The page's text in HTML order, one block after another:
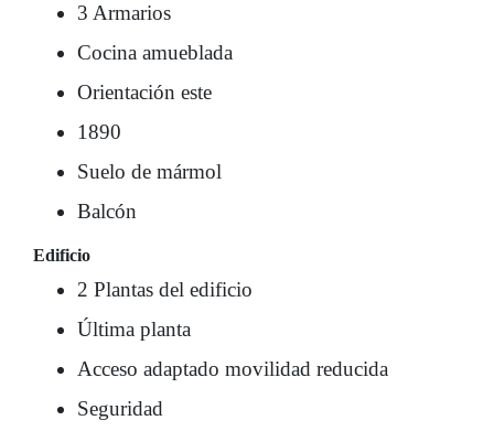
3 Armarios
Cocina amueblada
Orientación este
1890
Suelo de mármol
Balcón
Edificio
2 Plantas del edificio
Última planta
Acceso adaptado movilidad reducida
Seguridad